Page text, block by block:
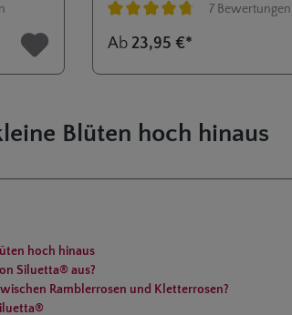
von 5 Sternen
Durchschnittliche Bewertung von
7 Bewertungen
Ab 23,95 €*
Blüten hoch hinaus
hoch hinaus
Siluetta® aus?
Ramblerrosen und Kletterrosen?